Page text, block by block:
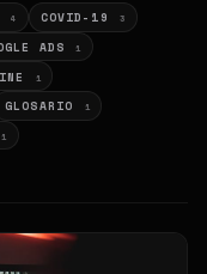
4 COVID-19 3
ADS 1
1
GLOSARIO 1
1